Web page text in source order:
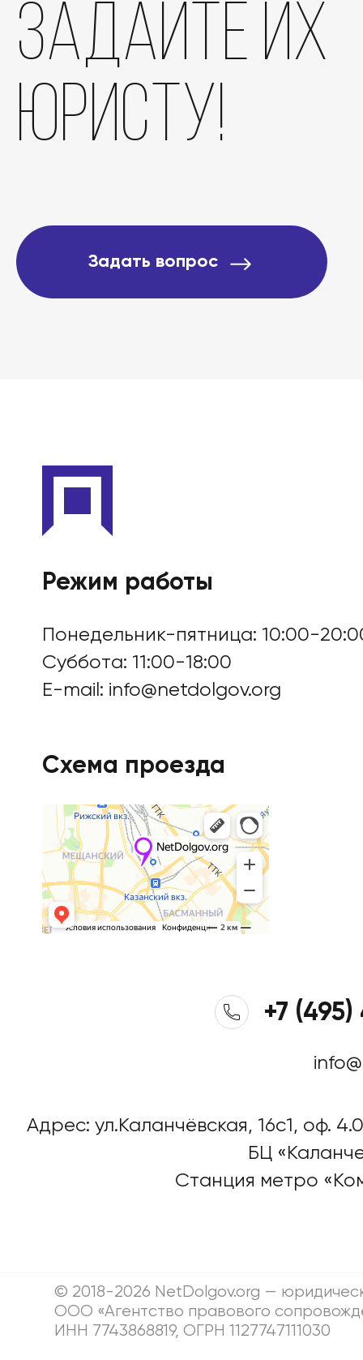
задайте их
юристу!
Задать вопрос
Режим работы
Понедельник-пятница: 10:00-
Суббота: 11:00-18:00
E-mail: info@netdolgov.org
Схема проезда
+7
Адрес: ул.Каланчёвская, 16c1, оф.
БЦ
Станция метро
© 2018-2026 NetDolgov.org —
ООО «Агентство правового
ИНН 7743868819, ОГРН 1127747111030
Отзывы
О компании
Контакты